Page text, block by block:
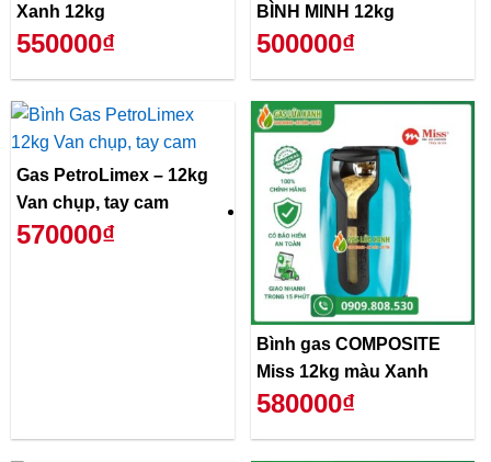
Xanh 12kg
550000₫
BÌNH MINH 12kg
500000₫
Gas PetroLimex – 12kg
Van chụp, tay cam
570000₫
Bình gas COMPOSITE
Miss 12kg màu Xanh
580000₫